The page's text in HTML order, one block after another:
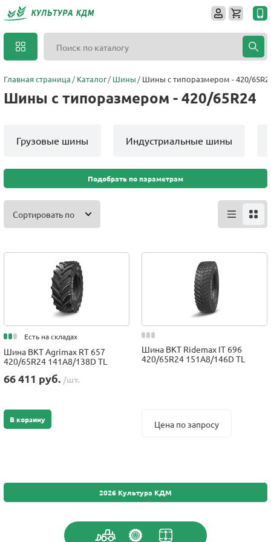
Главная страница Каталог Шины Шины с типоразмером - 420/
Шины с типоразмером - 420/65R24
Грузовые шины Индустриальные шины
Подобрать по параметрам
Сортировать по
Есть на складах
Шина BKT Agrimax RT 657
420/65R24 141A8/138D TL
66 411 руб. /шт.
В корзину
Шина BKT Ridemax IT 696
420/65R24 151A8/146D TL
Цена по запросу
2026 Культура КДМ